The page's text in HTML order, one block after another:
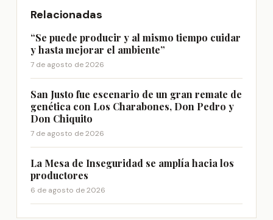
Relacionadas
“Se puede producir y al mismo tiempo cuidar
y hasta mejorar el ambiente”
7 de agosto de 2026
San Justo fue escenario de un gran remate de
genética con Los Charabones, Don Pedro y
Don Chiquito
7 de agosto de 2026
La Mesa de Inseguridad se amplía hacia los
productores
6 de agosto de 2026